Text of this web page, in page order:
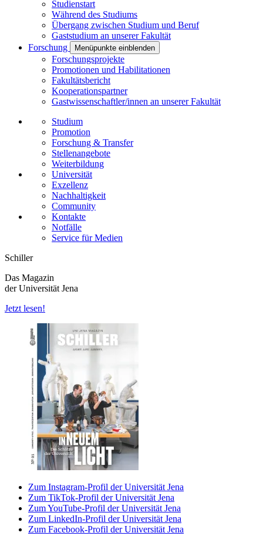
Studienstart
Während des Studiums
Übergang zwischen Studium und Beruf
Gaststudium an unserer Fakultät
Forschung
Menüpunkte einblenden
Forschungsprojekte
Promotionen und Habilitationen
Fakultätsbericht
Kooperationspartner
Gastwissenschaftler/innen an unserer Fakultät
Studium
Promotion
Forschung & Transfer
Stellenangebote
Weiterbildung
Universität
Exzellenz
Nachhaltigkeit
Community
Kontakte
Notfälle
Service für Medien
Schiller
Das Magazin
der Universität Jena
Jetzt lesen!
Zum Instagram-Profil der Universität Jena
Zum TikTok-Profil der Universität Jena
Zum YouTube-Profil der Universität Jena
Zum LinkedIn-Profil der Universität Jena
Zum Facebook-Profil der Universität Jena